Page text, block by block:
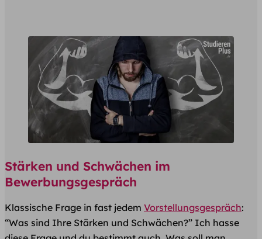
Stärken und Schwächen im
Bewerbungsgespräch
Klassische Frage in fast jedem Vorstellungsgespräch:
“Was sind Ihre Stärken und Schwächen?” Ich hasse